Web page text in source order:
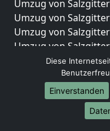
Umzug von
Umzug von
Umzug von
Umzug von
Umzug von
Umzüge-
Umzug von
Umzug von
Diese
Einverstanden